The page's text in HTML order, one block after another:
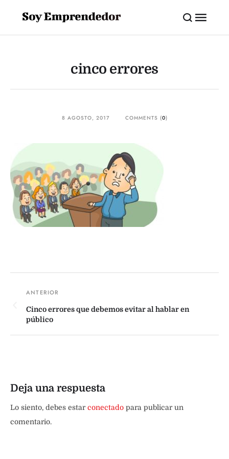
cinco errores
8 AGOSTO, 2017 COMMENTS (0)
Cinco errores que debemos evitar al hablar en
público
Deja una respuesta
Lo siento, debes estarconectado para publicar un
comentario.